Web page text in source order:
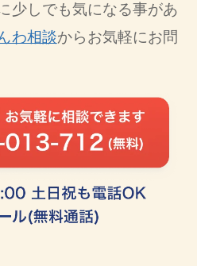
少しでも気になる事があ
わ相談からお気軽にお問